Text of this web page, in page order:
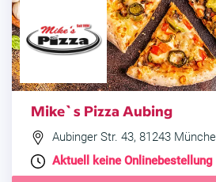
Mike`s Pizza Aubing
Aubinger Str. 43, 81243
Aktuell keine